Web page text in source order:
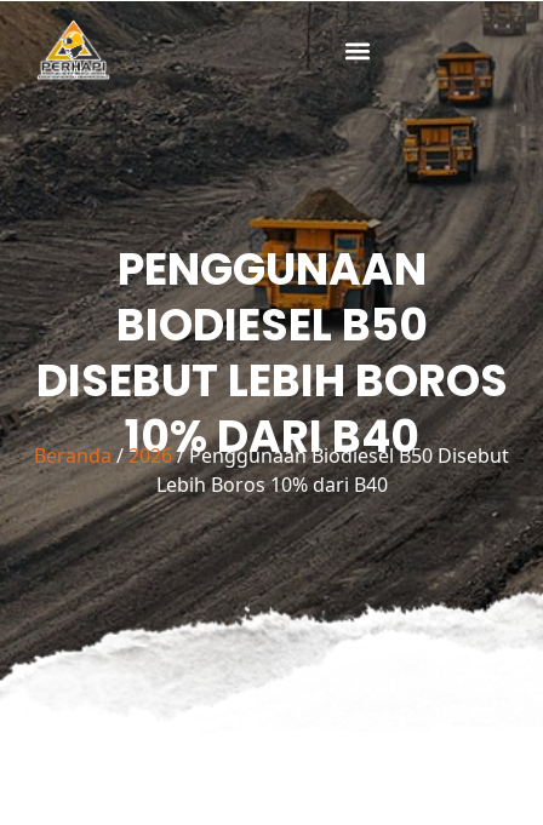
Lewati
konten
PENGGUNAAN
BIODIESEL B50
DISEBUT LEBIH BOROS
10% DARI B40
Beranda /2026/ Penggunaan Biodiesel B50 Disebut
Lebih Boros 10% dari B40